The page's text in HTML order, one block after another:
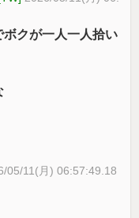
クが一人一人拾い
05/11(月) 06:57:49.18